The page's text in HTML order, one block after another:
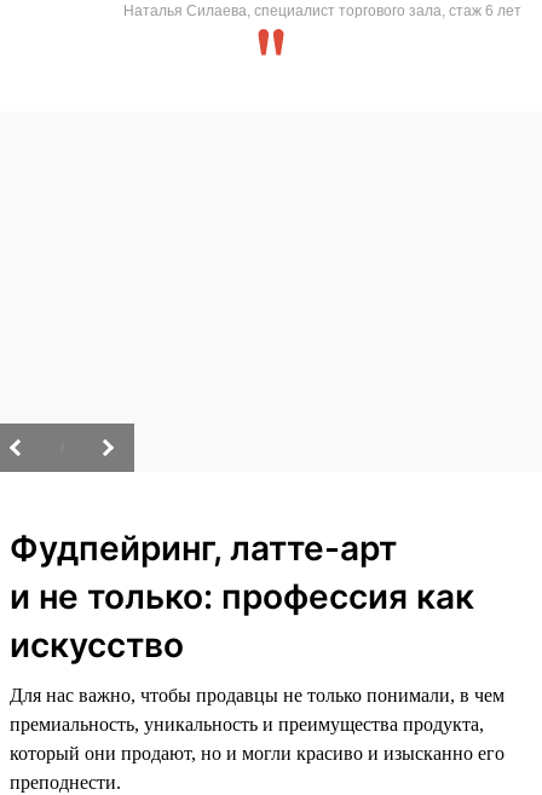
Наталья Силаева, специалист торгового зала, стаж 6 лет
Фудпейринг, латте-арт
и не только: профессия как
искусство
Для нас важно, чтобы продавцы не только понимали, в чем
премиальность, уникальность и преимущества продукта,
который они продают, но и могли красиво и изысканно его
преподнести.